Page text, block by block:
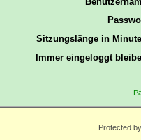
Sitzungslänge in
Immer eingeloggt
Protected